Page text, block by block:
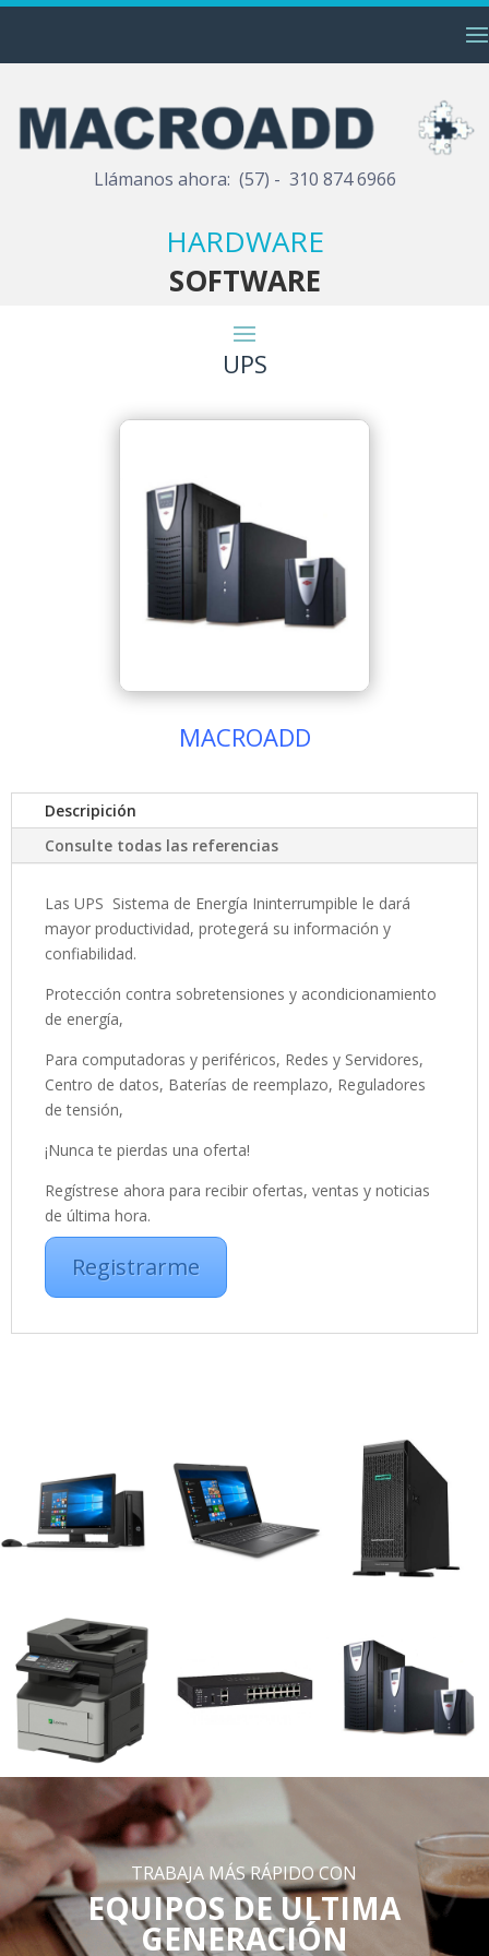
Llámanos ahora: (57) - 310 874 6966
HARDWARE
SOFTWARE
UPS
MACROADD
Descripición
Consulte todas las referencias
Las UPS Sistema de Energía Ininterrumpible le dará
mayor productividad, protegerá su información y
confiabilidad.
Protección contra sobretensiones y acondicionamiento
de energía,
Para computadoras y periféricos, Redes y Servidores,
Centro de datos, Baterías de reemplazo, Reguladores
de tensión,
¡Nunca te pierdas una oferta!
Regístrese ahora para recibir ofertas, ventas y noticias
de última hora.
Registrarme
TRABAJA MÁS RÁPIDO CON
EQUIPOS DE ULTIMA
GENERACIÓN